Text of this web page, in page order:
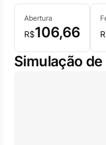
Abertura
R$106,66
Simulação